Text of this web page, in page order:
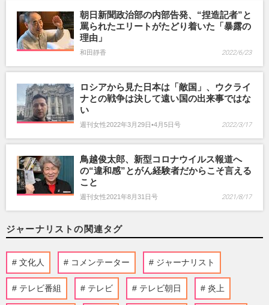
朝日新聞政治部の内部告発、“捏造記者”と
罵られたエリートがたどり着いた「暴露の
理由」
和田靜香 2022/6/23
ロシアから見た日本は「敵国」、ウクライ
ナとの戦争は決して遠い国の出来事ではな
い
週刊女性2022年3月29日•4月5日号 2022/3/17
鳥越俊太郎、新型コロナウイルス報道へ
の“違和感”とがん経験者だからこそ言える
こと
週刊女性2021年8月31日号 2021/8/17
ジャーナリストの関連タグ
文化人 コメンテーター ジャーナリスト
テレビ番組 テレビ テレビ朝日 炎上